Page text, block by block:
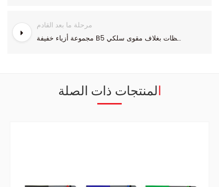
مرحلة ما بعد القادم
مجموعة أزياء خفيفة B5 دفتر ملاحظات بغلاف مقوى سلكي
المنتجات ذات الصلة